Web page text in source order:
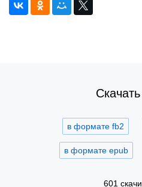
Скачать
в формате fb2
в формате epub
601